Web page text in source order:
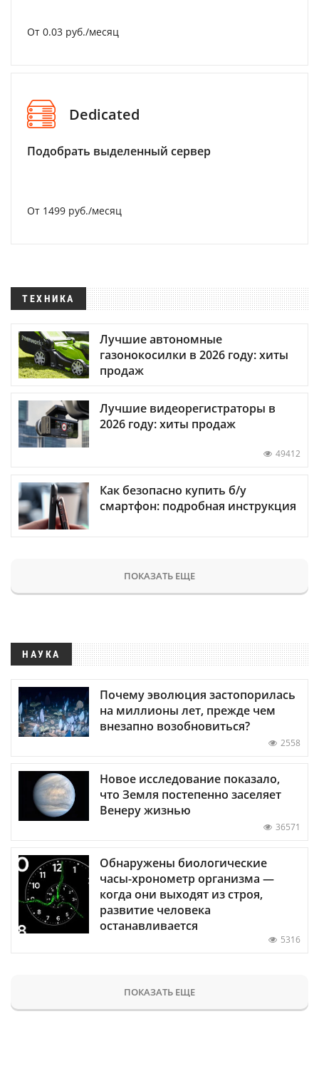
От 0.03 руб./месяц
Dedicated
Подобрать выделенный сервер
От 1499 руб./месяц
ТЕХНИКА
Лучшие автономные
газонокосилки в 2026 году: хиты
продаж
Лучшие видеорегистраторы в
2026 году: хиты продаж
49412
Как безопасно купить б/у
смартфон: подробная инструкция
ПОКАЗАТЬ ЕЩЕ
НАУКА
Почему эволюция застопорилась
на миллионы лет, прежде чем
внезапно возобновиться?
2558
Новое исследование показало,
что Земля постепенно заселяет
Венеру жизнью
36571
Обнаружены биологические
часы-хронометр организма —
когда они выходят из строя,
развитие человека
останавливается
5316
ПОКАЗАТЬ ЕЩЕ